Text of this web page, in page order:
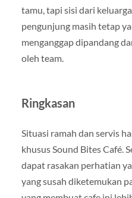
tamu, tapi sisi dari
pengunjung masih tetap
menganggap dipandang
oleh team.
Ringkasan
Situasi ramah dan servis
khusus Sound Bites Café.
dapat rasakan perhatian
yang susah diketemukan